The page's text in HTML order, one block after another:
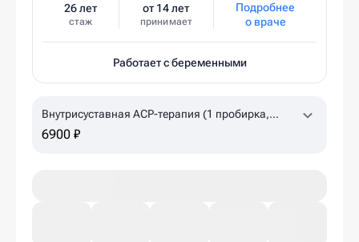
26 лет
стаж
от 14 лет
принимает
Подробнее
о враче
Работает с беременными
Внутрисуставная ACP-терапия (1 пробирка,
лучезапястный, голеностопный, локтевой
6900 ₽